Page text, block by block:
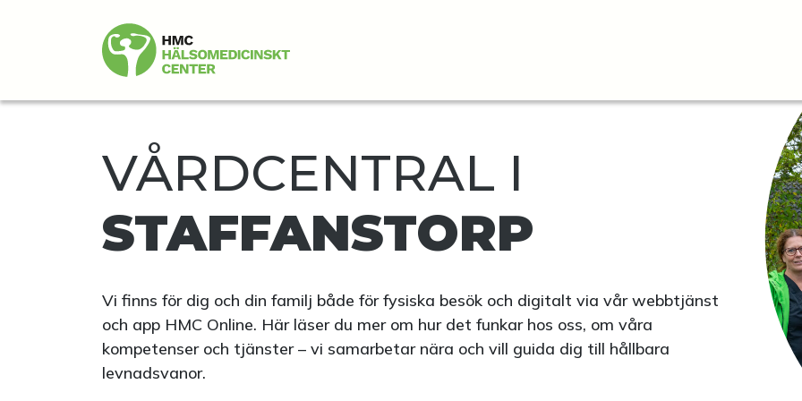
VÅRDCENTRAL I
STAFFANSTORP
Vi finns för dig och din familj både för fysiska besök och digitalt via vår webbtjänst
och app HMC Online. Här läser du mer om hur det funkar hos oss, om våra
kompetenser och tjänster – vi samarbetar nära och vill guida dig till hållbara
levnadsvanor.